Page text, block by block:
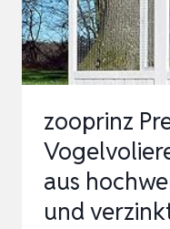
4
zooprinz
aus
und